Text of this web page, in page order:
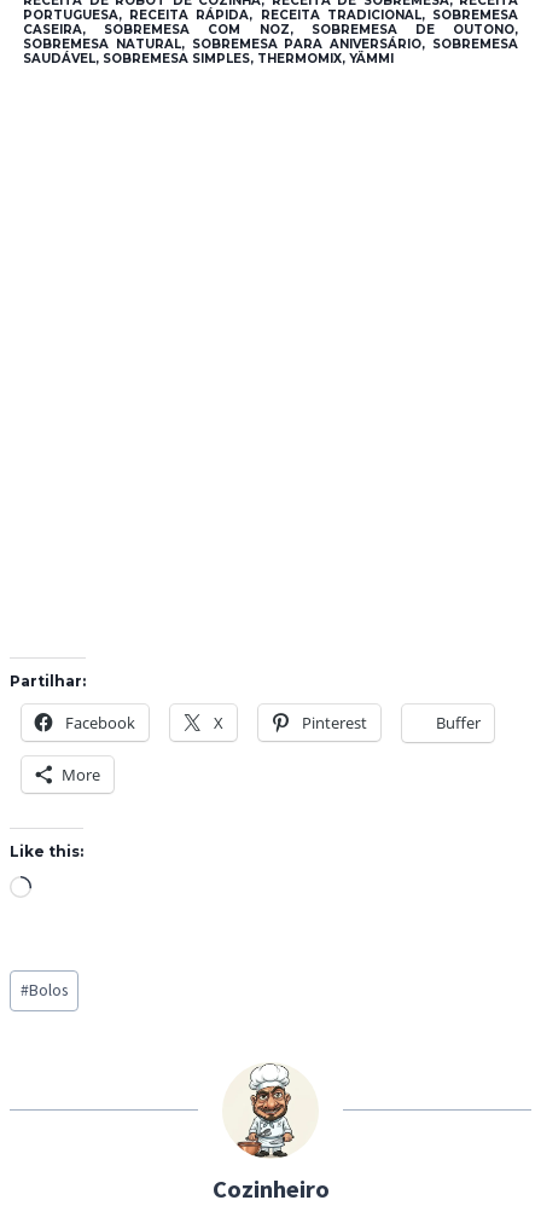
PORTUGUESA, RECEITA RÁPIDA, RECEITA TRADICIONAL, SOBREMESA
CASEIRA, SOBREMESA COM NOZ, SOBREMESA DE OUTONO,
SOBREMESA NATURAL, SOBREMESA PARA ANIVERSÁRIO, SOBREMESA
SAUDÁVEL, SOBREMESA SIMPLES, THERMOMIX, YÄMMI
Partilhar:
Facebook X Pinterest Buffer
More
Like this:
L
d
i
…
Post
Tags:
#Bolos
Cozinheiro